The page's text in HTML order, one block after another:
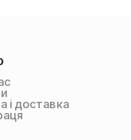
і доставка